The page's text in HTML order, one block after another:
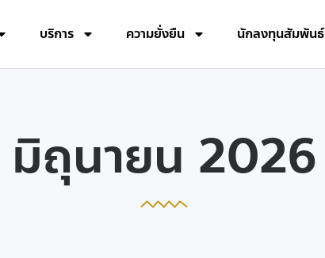
บริการ ความยั่งยืน นักลงทุนสัมพันธ์
มิถุนายน 2026